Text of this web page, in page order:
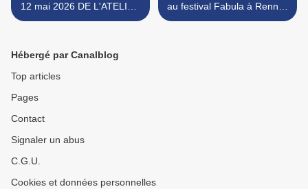
12 mai 2026 DE L'ATELIER
D'ÉCRITURE DE
au festival Fabula à Rennes
les 8, 9 et 10 mai 2026 (1)
Hébergé par Canalblog
Top articles
Pages
Contact
Signaler un abus
C.G.U.
Cookies et données personnelles